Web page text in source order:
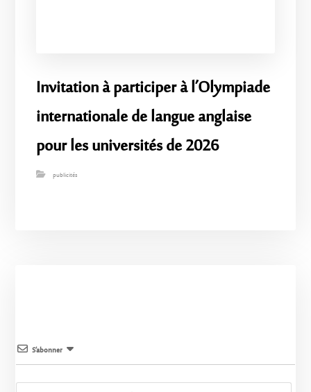
Invitation à participer à l’Olympiade
internationale de langue anglaise
pour les universités de 2026
publicités
S’abonner